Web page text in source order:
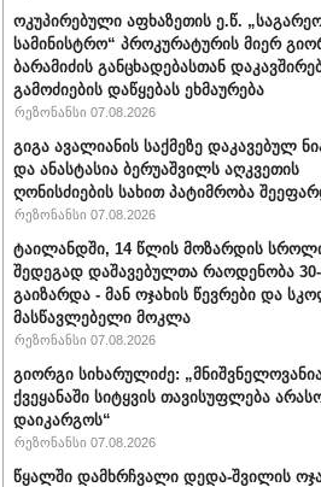
ოკუპირებული აფხაზეთის ე.წ.
სამინისტრო“ პროკურატურის მიერ
ბარამიძის განცხადებასთან
გამოძიების დაწყებას ეხმაურება
რეზონანსი 07.08.2026
გიგა ავალიანის საქმეზე დაკავებულ
და ანასტასია ბერუაშვილს აღკვეთის
ღონისძიების სახით პატიმრობა
რეზონანსი 07.08.2026
ტაილანდში, 14 წლის მოზარდის
შედეგად დაშავებულთა რაოდენობა
გაიზარდა - მან ოჯახის წევრები და
მასწავლებელი მოკლა
რეზონანსი 07.08.2026
გიორგი სიხარულიძე:
ქვეყანაში სიტყვის თავისუფლება
დაიკარგოს“
რეზონანსი 07.08.2026
წყალში დამხრჩვალი დედა-შვილის